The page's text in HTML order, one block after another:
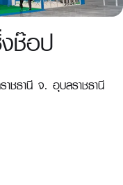
งช๊อป
ชธานี จ. อุบลราชธานี